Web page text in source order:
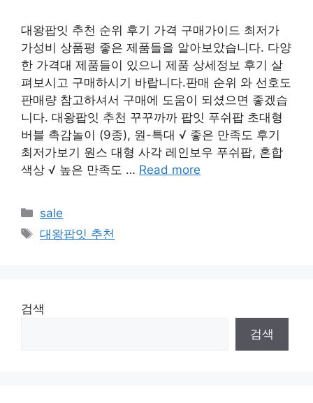
대왕팝잇 추천 순위 후기 가격 구매가이드 최저가
가성비 상품평 좋은 제품들을 알아보았습니다. 다양
한 가격대 제품들이 있으니 제품 상세정보 후기 살
펴보시고 구매하시기 바랍니다.판매 순위 와 선호도
판매량 참고하셔서 구매에 도움이 되셨으면 좋겠습
니다. 대왕팝잇 추천 꾸꾸까까 팝잇 푸쉬팝 초대형
버블 촉감놀이 (9종), 원-특대 √ 좋은 만족도 후기
최저가보기 원스 대형 사각 레인보우 푸쉬팝, 혼합
색상 √ 높은 만족도 … Read more
Categories
sale
Tags
대왕팝잇 추천
검색
검색